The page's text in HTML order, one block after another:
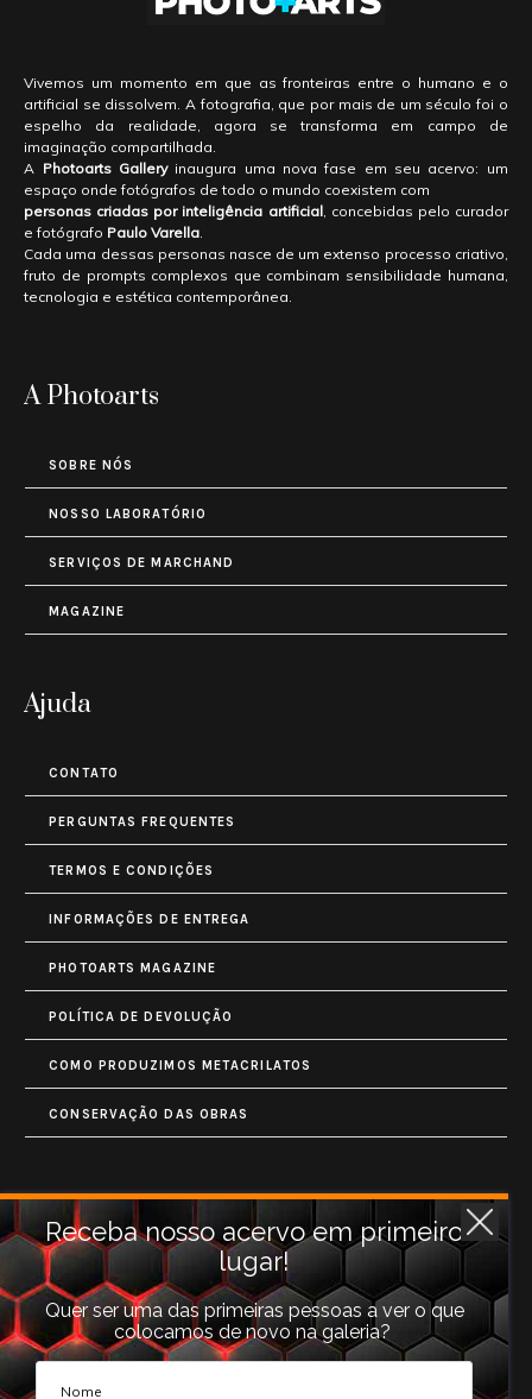
Vivemos um momento em que as fronteiras entre o humano e o
artificial se dissolvem. A fotografia, que por mais de um século foi o
espelho da realidade, agora se transforma em campo de
imaginação compartilhada.
A Photoarts Galleryinaugura uma nova fase em seu acervo: um
espaço onde fotógrafos de todo o mundo coexistem com
personas criadas por inteligência artificial, concebidas pelo curador
e fotógrafo Paulo Varella
Cada uma dessas personas nasce de um extenso processo criativo,
fruto de prompts complexos que combinam sensibilidade humana,
tecnologia e estética contemporânea.
A Photoarts
SOBRE NÓS
NOSSO LABORATÓRIO
SERVIÇOS DE MARCHAND
MAGAZINE
Ajuda
CONTATO
PERGUNTAS FREQUENTES
TERMOS E CONDIÇÕES
INFORMAÇÕES DE ENTREGA
PHOTOARTS MAGAZINE
POLÍTICA DE DEVOLUÇÃO
COMO PRODUZIMOS METACRILATOS
CONSERVAÇÃO DAS OBRAS
Contatos
Rua Monet, 731
Granja Vianna
Cotia, SP (06710-660).
Receba nosso acervo em primeiro
lugar!
Quer ser uma das primeiras pessoas a ver o que
colocamos de novo na galeria?